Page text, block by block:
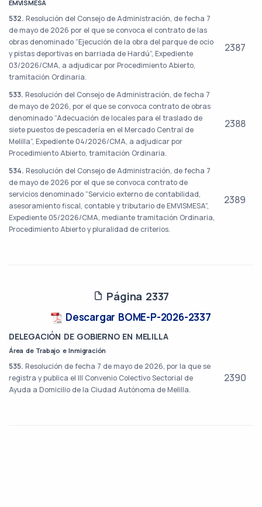
EMVISMESA
532. Resolución del Consejo de Administración, de fecha 7
de mayo de 2026 por el que se convoca el contrato de las
obras denominado “Ejecución de la obra del parque de ocio
y pistas deportivas en barriada de Hardú”, Expediente
03/2026/CMA, a adjudicar por Procedimiento Abierto,
tramitación Ordinaria.
2387
533. Resolución del Consejo de Administración, de fecha 7
de mayo de 2026, por el que se convoca contrato de obras
denominado “Adecuación de locales para el traslado de
siete puestos de pescadería en el Mercado Central de
Melilla”, Expediente 04/2026/CMA, a adjudicar por
Procedimiento Abierto, tramitación Ordinaria.
2388
534. Resolución del Consejo de Administración, de fecha 7
de mayo de 2026 por el que se convoca contrato de
servicios denominado “Servicio externo de contabilidad,
asesoramiento fiscal, contable y tributario de EMVISMESA”,
Expediente 05/2026/CMA, mediante tramitación Ordinaria,
Procedimiento Abierto y pluralidad de criterios.
2389
Página 2337
Descargar BOME-P-2026-2337
DELEGACIÓN DE GOBIERNO EN MELILLA
Área de Trabajo e Inmigración
535. Resolución de fecha 7 de mayo de 2026, por la que se
registra y publica el III Convenio Colectivo Sectorial de
Ayuda a Domicilio de la Ciudad Autónoma de Melilla.
2390